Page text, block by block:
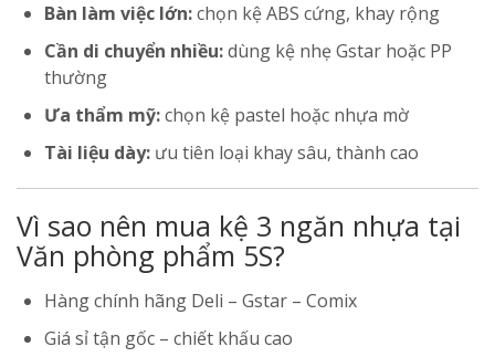
Bàn làm việc lớn:chọn kệ ABS cứng, khay rộng
Cần di chuyển nhiều:dùng kệ nhẹ Gstar hoặc PP
thường
Ưa thẩm mỹ:chọn kệ pastel hoặc nhựa mờ
Tài liệu dày: ưu tiên loại khay sâu, thành cao
Vì sao nên mua kệ 3 ngăn nhựa tại
Văn phòng phẩm 5S?
Hàng chính hãng Deli – Gstar – Comix
Giá sỉ tận gốc – chiết khấu cao